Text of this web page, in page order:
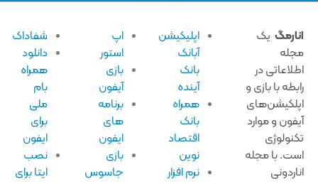
یک
در
با بازی و
و موارد
با مجله
اپلیکیشن
آبانک
آینده
همراه
اقتصاد
نرم افزار
اپ
استور
بازی
آیفون
برنامه
ایفون
بازی
جاسوس
شفاداک
دانلود
همراه
ایفون
نصب
ایتا برای